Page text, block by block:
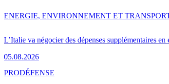
L’Italie va négocier des dépenses supplémentaires
05.08.2026
ENERGIE, ENVIRONNEMENT ET
PRODÉFENSE